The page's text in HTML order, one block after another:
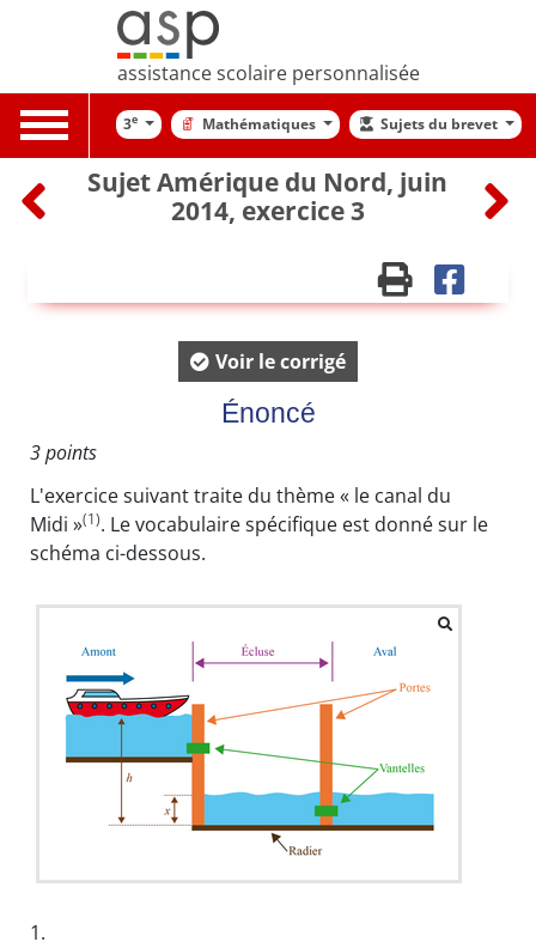
assistance scolaire personnalisée
Toggle
navigation
3e Mathématiques Sujets du brevet
Sujet Amérique du Nord, juin
2014, exercice 3
Voir le corrigé
Énoncé
3 points
L'exercice suivant traite du thème « le canal du
Midi »(1). Le vocabulaire spécifique est donné sur le
schéma ci-dessous.
1.